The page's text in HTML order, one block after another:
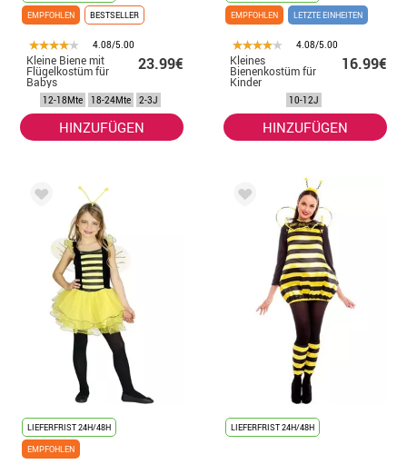
EMPFOHLEN
BESTSELLER
4.08/5.00
Kleine Biene mit
Flügelkostüm für
Babys
23.99€
12-18Mte 18-24Mte 2-3J
HINZUFÜGEN
EMPFOHLEN
LETZTE EINHEITEN
4.08/5.00
Kleines
Bienenkostüm für
Kinder
16.99€
10-12J
HINZUFÜGEN
LIEFERFRIST 24H/48H
EMPFOHLEN
LIEFERFRIST 24H/48H